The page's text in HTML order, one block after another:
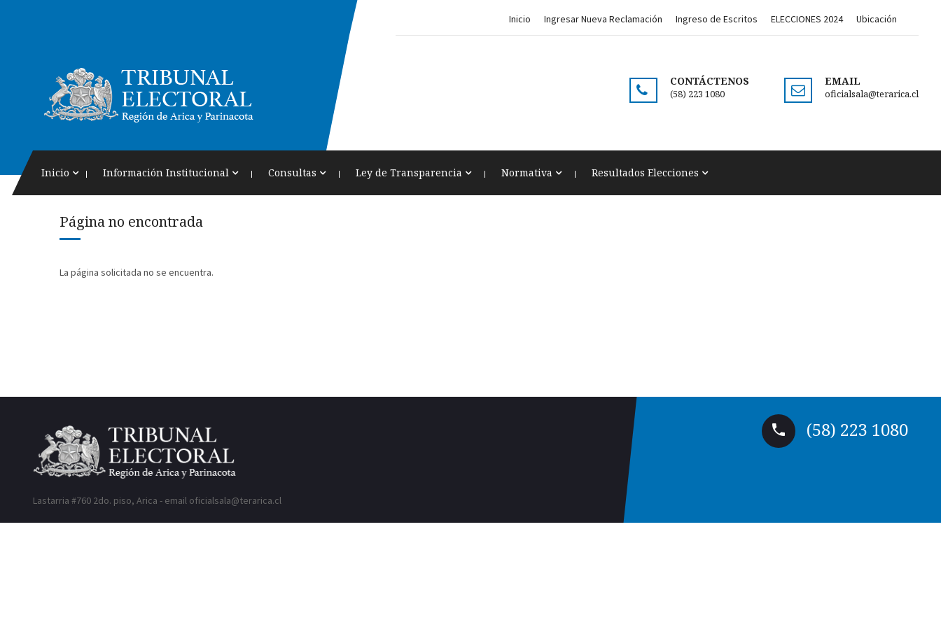
Inicio Ingresar Nueva Reclamación Ingreso de Escritos ELECCIONES 2024 Ubicación
CONTÁCTENOS
(58) 223 1080
EMAIL
oficialsala@terarica.cl
Inicio Información Institucional Consultas Ley de Transparencia Normativa Resultados Elecciones
Página no encontrada
La página solicitada no se encuentra.
(58) 223 1080
Lastarria #760 2do. piso, Arica - email oficialsala@terarica.cl